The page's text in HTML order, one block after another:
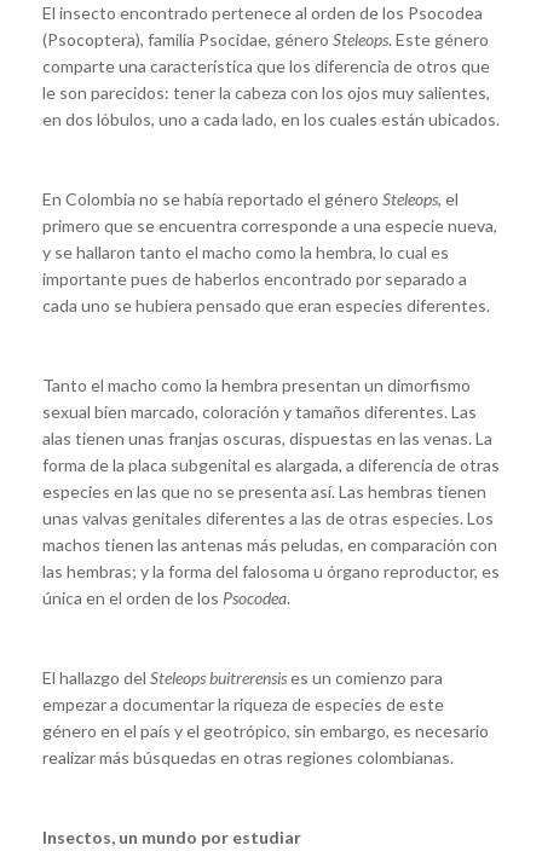
El insecto encontrado pertenece al orden de los Psocodea
(Psocoptera), familia Psocidae, género Steleops. Este género
comparte una característica que los diferencia de otros que
le son parecidos: tener la cabeza con los ojos muy salientes,
en dos lóbulos, uno a cada lado, en los cuales están ubicados.
En Colombia no se había reportado el género Steleops, el
primero que se encuentra corresponde a una especie nueva,
y se hallaron tanto el macho como la hembra, lo cual es
importante pues de haberlos encontrado por separado a
cada uno se hubiera pensado que eran especies diferentes.
Tanto el macho como la hembra presentan un dimorfismo
sexual bien marcado, coloración y tamaños diferentes. Las
alas tienen unas franjas oscuras, dispuestas en las venas. La
forma de la placa subgenital es alargada, a diferencia de otras
especies en las que no se presenta así. Las hembras tienen
unas valvas genitales diferentes a las de otras especies. Los
machos tienen las antenas más peludas, en comparación con
las hembras; y la forma del falosoma u órgano reproductor, es
única en el orden de los Psocodea.
El hallazgo del Steleops buitrerensises un comienzo para
empezar a documentar la riqueza de especies de este
género en el país y el geotrópico, sin embargo, es necesario
realizar más búsquedas en otras regiones colombianas.
Insectos, un mundo por estudiar